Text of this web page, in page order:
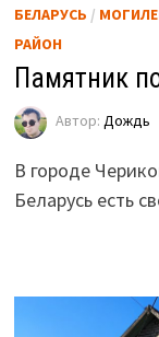
БЕЛАРУСЬ /
РАЙОН
Памятник
Автор: Дождь
В городе
Беларусь есть